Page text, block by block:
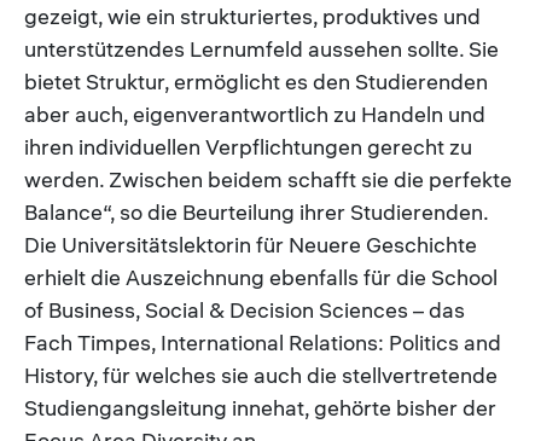
gezeigt, wie ein strukturiertes, produktives und
unterstützendes Lernumfeld aussehen sollte. Sie
bietet Struktur, ermöglicht es den Studierenden
aber auch, eigenverantwortlich zu Handeln und
ihren individuellen Verpflichtungen gerecht zu
werden. Zwischen beidem schafft sie die perfekte
Balance“, so die Beurteilung ihrer Studierenden.
Die Universitätslektorin für Neuere Geschichte
erhielt die Auszeichnung ebenfalls für die School
of Business, Social & Decision Sciences – das
Fach Timpes, International Relations: Politics and
History, für welches sie auch die stellvertretende
Studiengangsleitung innehat, gehörte bisher der